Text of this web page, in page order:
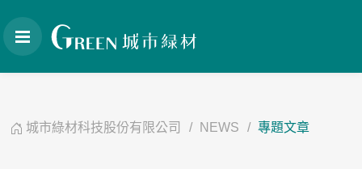
城市綠材科技股份有限公司 NEWS 專題文章